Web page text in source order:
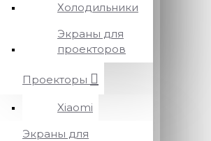
Холодильники
Экраны для
проекторов
Проекторы
Xiaomi
Экраны для